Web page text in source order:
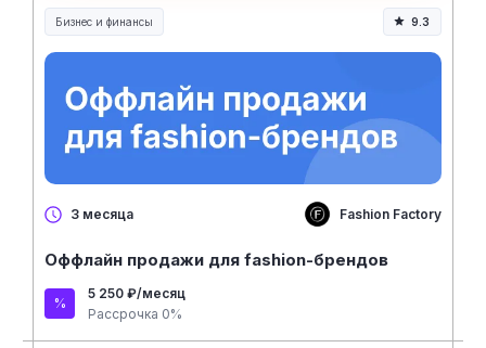
Бизнес и финансы 9.3
3 месяца Fashion Factory
Оффлайн продажи для fashion-брендов
5 250 ₽/месяц
Рассрочка 0%